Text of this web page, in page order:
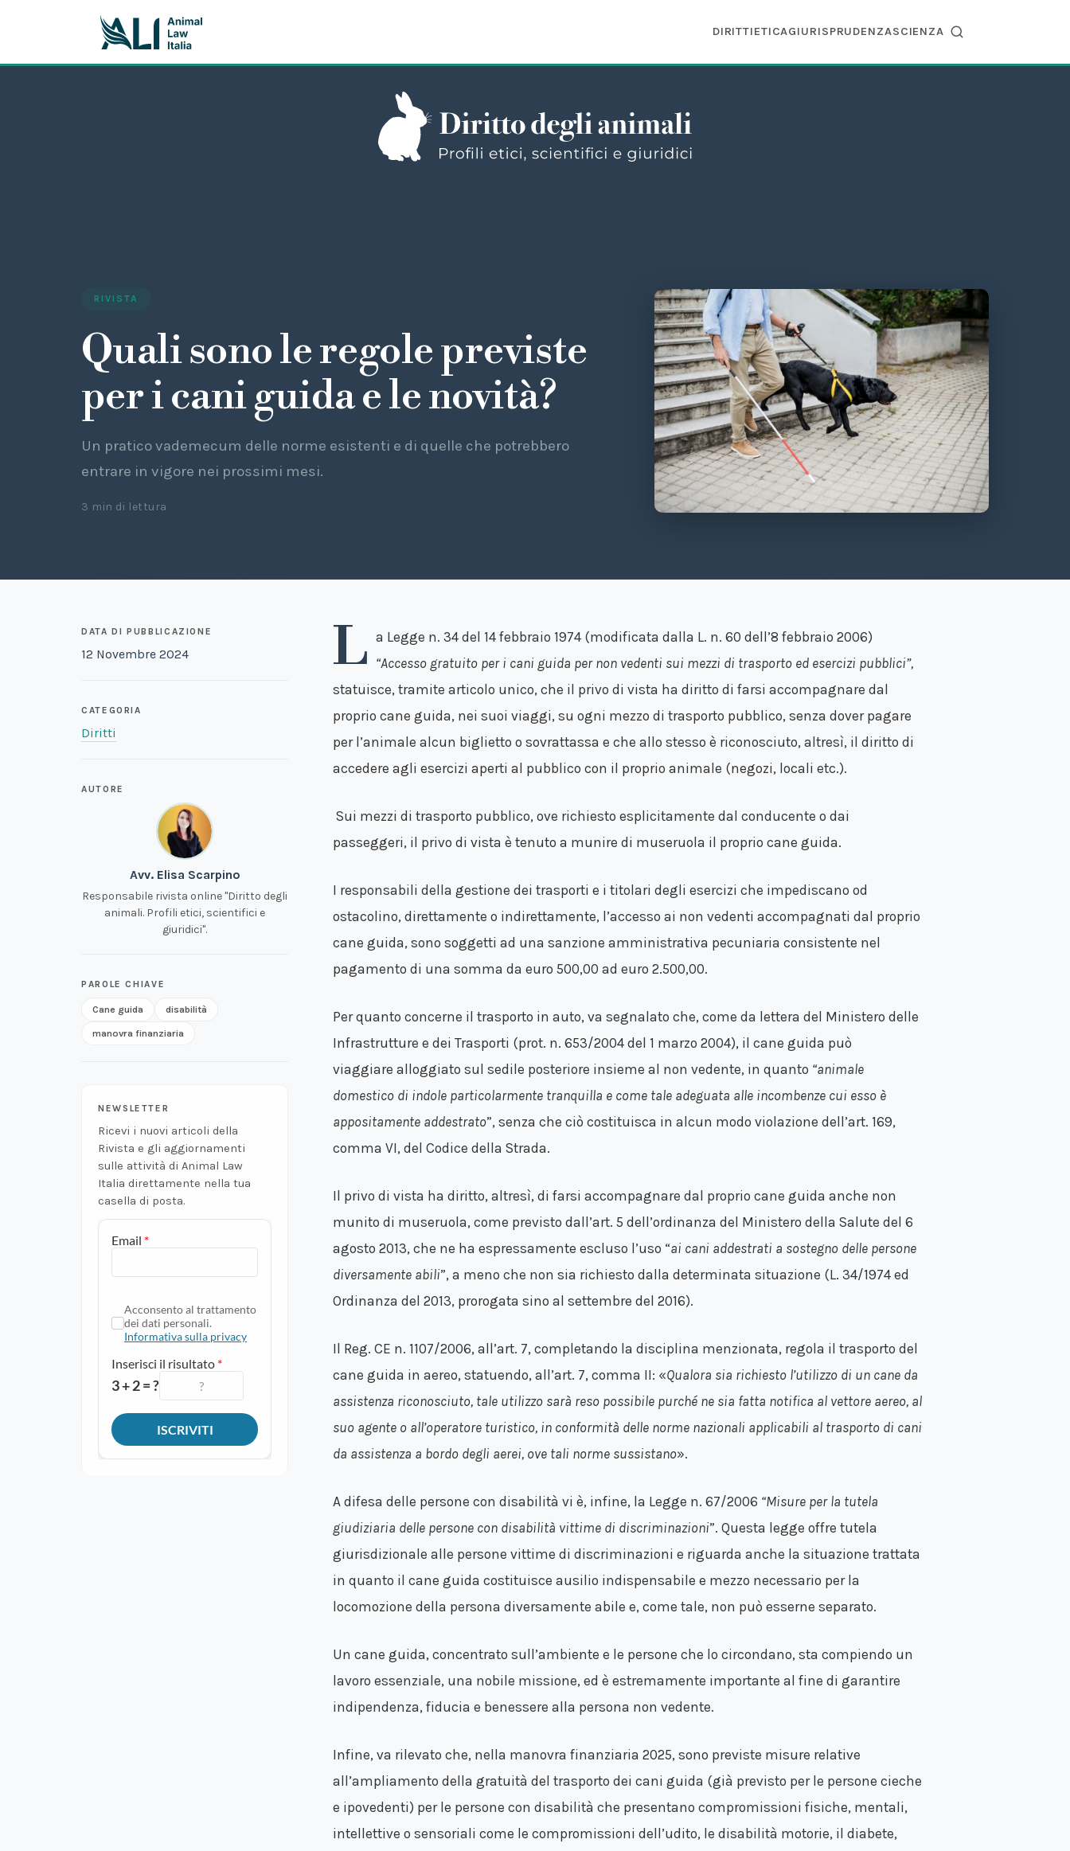
DIRITTIETICAGIURISPRUDENZASCIENZA
RIVISTA
Quali sono le regole previste
per i cani guida e le novità?
Un pratico vademecum delle norme esistenti e di quelle che potrebbero
entrare in vigore nei prossimi mesi.
3 min di lettura
DATA DI PUBBLICAZIONE
12 Novembre 2024
CATEGORIA
Diritti
AUTORE
Avv. Elisa Scarpino
Responsabile rivista online "Diritto degli
animali. Profili etici, scientifici e
giuridici".
PAROLE CHIAVE
Cane guida
disabilità
manovra finanziaria
NEWSLETTER
Ricevi i nuovi articoli della
Rivista e gli aggiornamenti
sulle attività di Animal Law
Italia direttamente nella tua
casella di posta.
L a Legge n. 34 del 14 febbraio 1974 (modificata dalla L. n. 60 dell’8 febbraio 2006)
“Accesso gratuito per i cani guida per non vedenti sui mezzi di trasporto ed esercizi pubblici”,
statuisce, tramite articolo unico, che il privo di vista ha diritto di farsi accompagnare dal
proprio cane guida, nei suoi viaggi, su ogni mezzo di trasporto pubblico, senza dover pagare
per l’animale alcun biglietto o sovrattassa e che allo stesso è riconosciuto, altresì, il diritto di
accedere agli esercizi aperti al pubblico con il proprio animale (negozi, locali etc.).
Sui mezzi di trasporto pubblico, ove richiesto esplicitamente dal conducente o dai
passeggeri, il privo di vista è tenuto a munire di museruola il proprio cane guida.
I responsabili della gestione dei trasporti e i titolari degli esercizi che impediscano od
ostacolino, direttamente o indirettamente, l’accesso ai non vedenti accompagnati dal proprio
cane guida, sono soggetti ad una sanzione amministrativa pecuniaria consistente nel
pagamento di una somma da euro 500,00 ad euro 2.500,00.
Per quanto concerne il trasporto in auto, va segnalato che, come da lettera del Ministero delle
Infrastrutture e dei Trasporti (prot. n. 653/2004 del 1 marzo 2004), il cane guida può
viaggiare alloggiato sul sedile posteriore insieme al non vedente, in quanto “animale
domestico di indole particolarmente tranquilla e come tale adeguata alle incombenze cui esso è
appositamente addestrato”, senza che ciò costituisca in alcun modo violazione dell’art. 169,
comma VI, del Codice della Strada.
Il privo di vista ha diritto, altresì, di farsi accompagnare dal proprio cane guida anche non
munito di museruola, come previsto dall’art. 5 dell’ordinanza del Ministero della Salute del 6
agosto 2013, che ne ha espressamente escluso l’uso “ai cani addestrati a sostegno delle persone
diversamente abili”, a meno che non sia richiesto dalla determinata situazione (L. 34/1974 ed
Ordinanza del 2013, prorogata sino al settembre del 2016).
Il Reg. CE n. 1107/2006, all’art. 7, completando la disciplina menzionata, regola il trasporto del
cane guida in aereo, statuendo, all’art. 7, comma II: «Qualora sia richiesto l’utilizzo di un cane da
assistenza riconosciuto, tale utilizzo sarà reso possibile purché ne sia fatta notifica al vettore aereo, al
suo agente o all’operatore turistico, in conformità delle norme nazionali applicabili al trasporto di cani
da assistenza a bordo degli aerei, ove tali norme sussistano».
A difesa delle persone con disabilità vi è, infine, la Legge n. 67/2006 “Misure per la tutela
giudiziaria delle persone con disabilità vittime di discriminazioni”. Questa legge offre tutela
giurisdizionale alle persone vittime di discriminazioni e riguarda anche la situazione trattata
in quanto il cane guida costituisce ausilio indispensabile e mezzo necessario per la
locomozione della persona diversamente abile e, come tale, non può esserne separato.
Un cane guida, concentrato sull’ambiente e le persone che lo circondano, sta compiendo un
lavoro essenziale, una nobile missione, ed è estremamente importante al fine di garantire
indipendenza, fiducia e benessere alla persona non vedente.
Infine, va rilevato che, nella manovra finanziaria 2025, sono previste misure relative
all’ampliamento della gratuità del trasporto dei cani guida (già previsto per le persone cieche
e ipovedenti) per le persone con disabilità che presentano compromissioni fisiche, mentali,
intellettive o sensoriali come le compromissioni dell’udito, le disabilità motorie, il diabete,